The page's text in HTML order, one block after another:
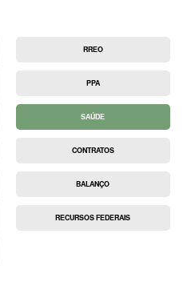
RREO
PPA
SAÚDE
CONTRATOS
BALANÇO
RECURSOS FEDERAIS